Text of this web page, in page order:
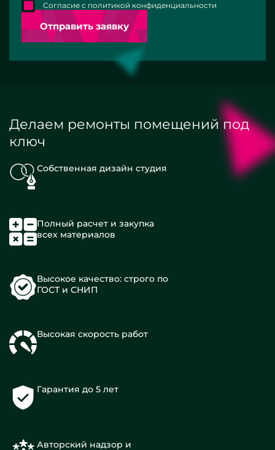
Отправить заявку
Согласие с политикой конфиденциальности
Делаем ремонты помещений под
ключ
Собственная дизайн студия
Полный расчет и закупка
всех материалов
Высокое качество: строго по
ГОСТ и СНИП
Высокая скорость работ
Гарантия до 5 лет
Авторский надзор и